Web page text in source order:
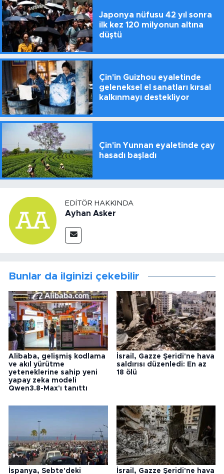
Japonya nüfusu 42 yıl sonra
ilk kez 120 milyonun altına
düştü
Çin'in Guizhou eyaletinde
geleneksel el sanatları kırsal
kalkınmayı destekliyor
Çin'in Yunnan eyaletinde çay
hasadı başladı
EDITÖR HAKKINDA
Ayhan Asker
Bunlar da ilginizi çekebilir
Alibaba, gelişmiş kodlama
ve akıl yürütme
yeteneklerine sahip yeni
yapay zeka modeli
Qwen3.8-Max'ı tanıttı
İsrail, Gazze Şeridi'ne hava
saldırısı düzenledi: En az
18 ölü
İspanya, Sebte'deki İsrail, Gazze Şeridi'ne hava